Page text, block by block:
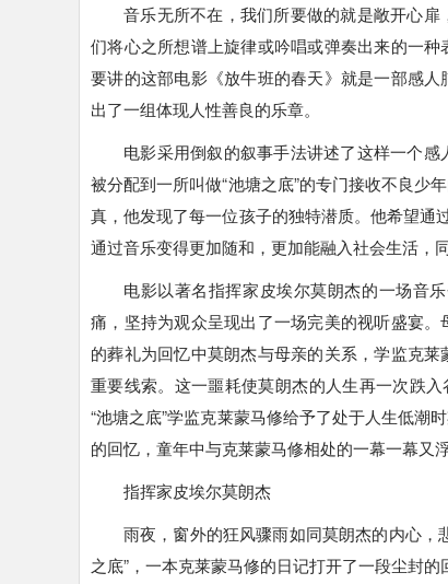
音乐无所不在，我们所要做的就是敞开心
们将心之所想谱上旋律或吟唱或弹奏出来的一
要讲的这部电影《放牛班的春天》就是一部感
出了一组体现人性善良的乐章。
电影采用倒叙的叙事手法讲述了这样一个
被分配到一所叫做“池塘之底”的专门接收不良少
真，他发现了每一位孩子的独特潜质。他希望通
通过音乐变得更加随和，更加能融入社会生活，
电影以著名指挥家皮埃尔莫朗杰的一场音
痛，坚持为观众呈现出了一场完美的视听盛宴
的葬礼为回忆中莫朗杰与母亲的关系，学监克
重要线索。这一噩耗使莫朗杰的人生再一次跌
“池塘之底”学监克莱蒙马修给予了处于人生低潮
的回忆，童年中与克莱蒙马修相处的一幕一幕又
指挥家皮埃尔莫朗杰
雨夜，窗外的狂风骤雨如同莫朗杰的内心
之底”，一本克莱蒙马修的日记打开了一段尘封的